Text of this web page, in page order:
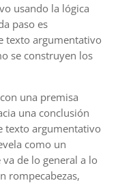
usando la lógica
paso es
texto argumentativo
se construyen los
una premisa
una conclusión
texto argumentativo
como un
de lo general a lo
rompecabezas,